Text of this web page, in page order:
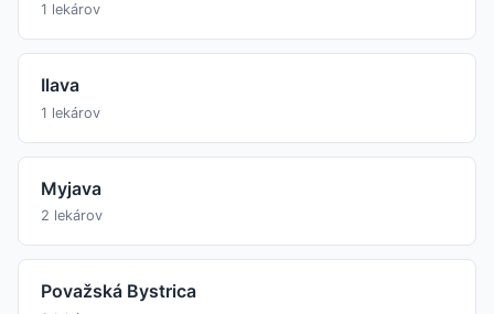
1 lekárov
Ilava
1 lekárov
Myjava
2 lekárov
Považská Bystrica